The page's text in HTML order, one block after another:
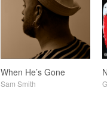
When He’s Gone
Sam Smith